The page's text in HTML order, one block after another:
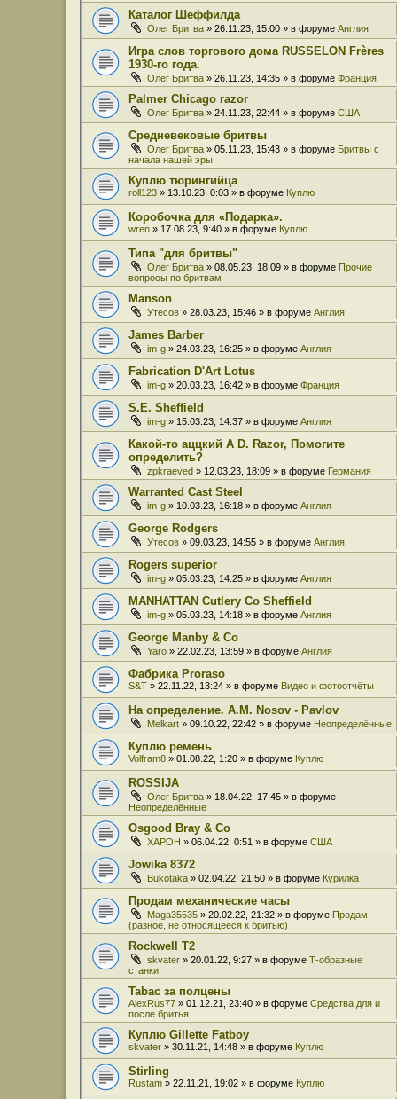
Каталог Шеффилда
Олег Бритва » 26.11.23, 15:00 » в форуме Англия
Игра слов торгового дома RUSSELON Frères
1930-го года.
Олег Бритва » 26.11.23, 14:35 » в форуме Франция
Palmer Chicago razor
Олег Бритва » 24.11.23, 22:44 » в форуме США
Средневековые бритвы
Олег Бритва » 05.11.23, 15:43 » в форуме Бритвы с
начала нашей эры.
Куплю тюрингийца
roll123 » 13.10.23, 0:03 » в форуме Куплю
Коробочка для «Подарка».
wren » 17.08.23, 9:40 » в форуме Куплю
Типа "для бритвы"
Олег Бритва » 08.05.23, 18:09 » в форуме Прочие
вопросы по бритвам
Manson
Утесов » 28.03.23, 15:46 » в форуме Англия
James Barber
im-g » 24.03.23, 16:25 » в форуме Англия
Fabrication D'Art Lotus
im-g » 20.03.23, 16:42 » в форуме Франция
S.E. Sheffield
im-g » 15.03.23, 14:37 » в форуме Англия
Какой-то аццкий A D. Razor, Помогите
определить?
zpkraeved » 12.03.23, 18:09 » в форуме Германия
Warranted Cast Steel
im-g » 10.03.23, 16:18 » в форуме Англия
George Rodgers
Утесов » 09.03.23, 14:55 » в форуме Англия
Rogers superior
im-g » 05.03.23, 14:25 » в форуме Англия
MANHATTAN Cutlery Co Sheffield
im-g » 05.03.23, 14:18 » в форуме Англия
George Manby & Co
Yaro » 22.02.23, 13:59 » в форуме Англия
Фабрика Proraso
S&T » 22.11.22, 13:24 » в форуме Видео и фотоотчёты
На определение. A.M. Nosov - Pavlov
Melkart » 09.10.22, 22:42 » в форуме Неопределённые
Куплю ремень
Volfram8 » 01.08.22, 1:20 » в форуме Куплю
ROSSIJA
Олег Бритва » 18.04.22, 17:45 » в форуме
Неопределённые
Osgood Bray & Co
XAPOH » 06.04.22, 0:51 » в форуме США
Jowika 8372
Bukotaka » 02.04.22, 21:50 » в форуме Курилка
Продам механические часы
Maga35535 » 20.02.22, 21:32 » в форуме Продам
(разное, не относящееся к бритью)
Rockwell T2
skvater » 20.01.22, 9:27 » в форуме Т-образные
станки
Tabac за полцены
AlexRus77 » 01.12.21, 23:40 » в форуме Средства для и
после бритья
Куплю Gillette Fatboy
skvater » 30.11.21, 14:48 » в форуме Куплю
Stirling
Rustam » 22.11.21, 19:02 » в форуме Куплю